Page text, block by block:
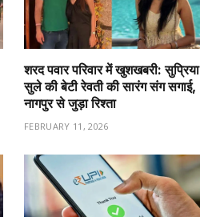
शरद पवार परिवार में खुशखबरी: सुप्रिया
सुले की बेटी रेवती की सारंग संग सगाई,
नागपुर से जुड़ा रिश्ता
FEBRUARY 11, 2026